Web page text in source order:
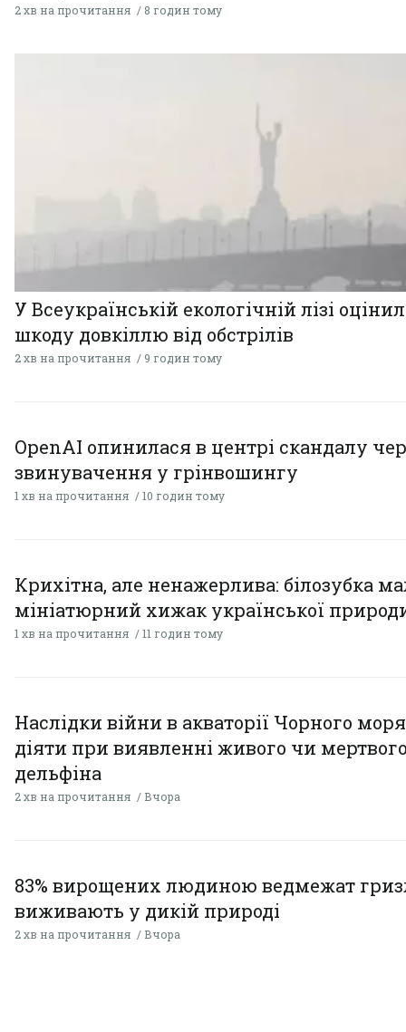
2 хв на прочитання 8 годин тому
У Всеукраїнській екологічній лізі
шкоду довкіллю від обстрілів
2 хв на прочитання 9 годин тому
OpenAI опинилася в центрі скандалу
звинувачення у грінвошингу
1 хв на прочитання 10 годин тому
Крихітна, але ненажерлива: білозубка
мініатюрний хижак української
1 хв на прочитання 11 годин тому
Наслідки війни в акваторії Чорного
діяти при виявленні живого чи
дельфіна
2 хв на прочитання Вчора
83% вирощених людиною ведмежат
виживають у дикій природі
2 хв на прочитання Вчора